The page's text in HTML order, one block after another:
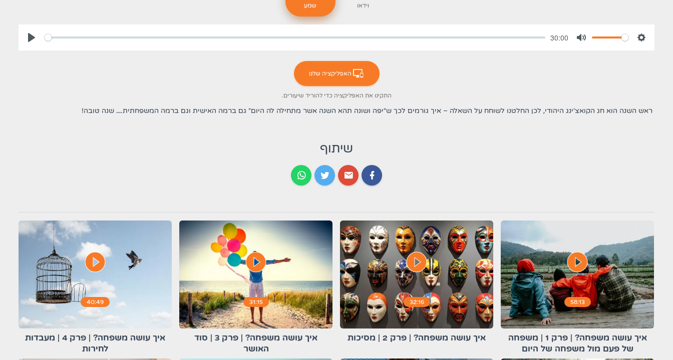
וידאו שמע
30:00
האפליקציה שלנו
התקינו את האפליקציה כדי להוריד שיעורים.
ראש השנה הוא חג הקואצ'ינג היהודי, לכן החלטנו לשוחח על השאלה – איך גורמים לכך ש"יפה ושונה תהא השנה אשר מתחילה לה היום" גם ברמה האישית וגם ברמה המשפחתית…. שנה טובה!
שיתוף
58:13
play_circle_filled
איך עושה משפחה? | פרק 1 | משפחה
של פעם מול משפחה של היום
32:16
play_circle_filled
איך עושה משפחה? | פרק 2 | מסיכות
31:15
play_circle_filled
איך עושה משפחה? | פרק 3 | סוד
האושר
40:49
play_circle_filled
איך עושה משפחה? | פרק 4 | מעבדות
לחירות